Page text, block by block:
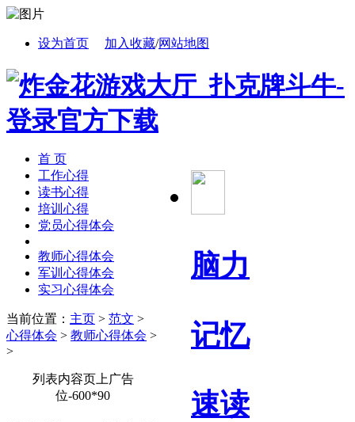
设为首页 加入收藏/网站地图
脑力
记忆
速读
首 页
工作心得
读书心得
培训心得
党员心得体会
教师心得体会
军训心得体会
实习心得体会
当前位置： 主页 > 范文 >
心得体会 > 教师心得体会 >
>
列表内容页上广告
位-600*90